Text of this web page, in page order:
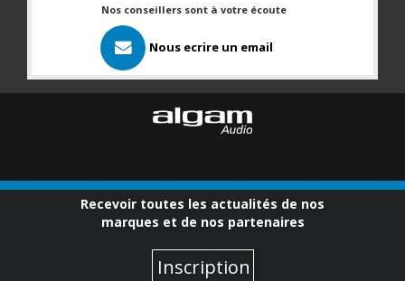
Nos conseillers sont à votre écoute
Nous ecrire un email
Recevoir toutes les actualités de nos
marques et de nos partenaires
Inscription